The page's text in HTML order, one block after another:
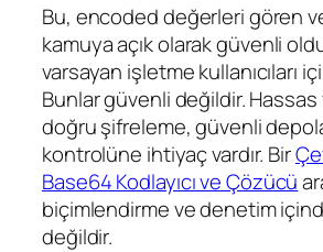
Bu, encoded değerleri gören
kamuya açık olarak güvenli
varsayan işletme kullanıcıları
Bunlar güvenli değildir.
doğru şifreleme, güvenli
kontrolüne ihtiyaç vardır. Bir
Base64 Kodlayıcı ve Çözücü
biçimlendirme ve denetim
değildir.